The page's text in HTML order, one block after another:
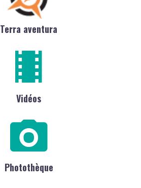
Terra aventura
Vidéos
Photothèque